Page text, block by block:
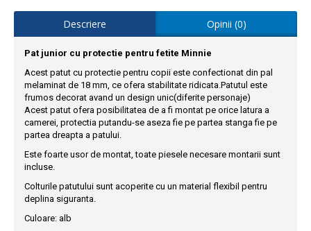
Descriere Opinii (0)
Pat junior cu protectie pentru fetite Minnie
Acest patut cu protectie pentru copii este confectionat din pal
melaminat de 18 mm, ce ofera stabilitate ridicata.Patutul este
frumos decorat avand un design unic(diferite personaje)
Acest patut ofera posibilitatea de a fi montat pe orice latura a
camerei, protectia putandu-se aseza fie pe partea stanga fie pe
partea dreapta a patului.
Este foarte usor de montat, toate piesele necesare montarii sunt
incluse.
Colturile patutului sunt acoperite cu un material flexibil pentru
deplina siguranta.
Culoare: alb